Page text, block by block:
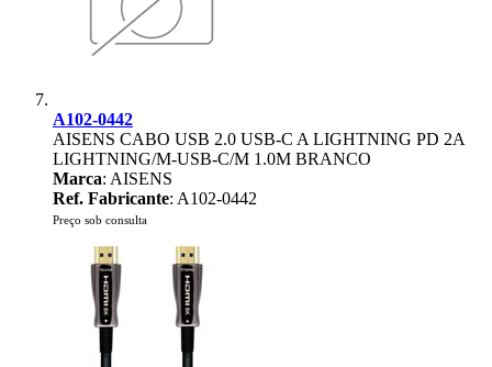
A102-0442
AISENS CABO USB 2.0 USB-C A LIGHTNING PD 2A
LIGHTNING/M-USB-C/M 1.0M BRANCO
Marca: AISENS
Ref. Fabricante: A102-0442
Preço sob consulta